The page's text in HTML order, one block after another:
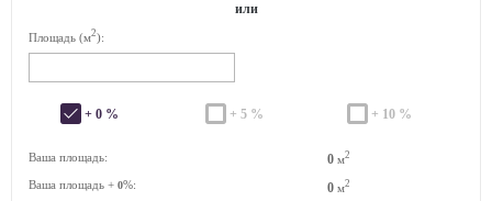
или
Площадь (м2):
+ 0 % + 5 % + 10 %
Ваша площадь: 0 м2
Ваша площадь + 0%: 0 м2